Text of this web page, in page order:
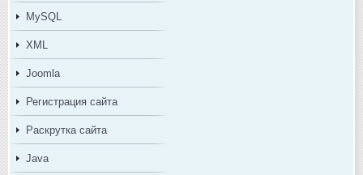
MySQL
XML
Joomla
Регистрация сайта
Раскрутка сайта
Java